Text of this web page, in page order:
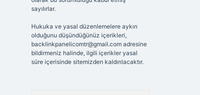
sayılırlar.
Hukuka ve yasal düzenlemelere aykırı
olduğunu düşündüğünüz içerikleri,
backlinkpanelicomtr@gmail.comadresine
bildirmeniz halinde, ilgili içerikler yasal
süre içerisinde sitemizden kaldırılacaktır.